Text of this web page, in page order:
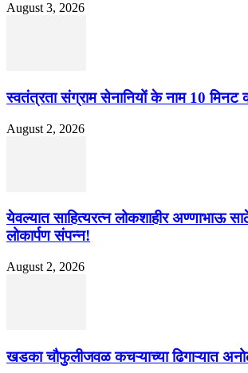
August 3, 2026
स्वतंत्रता संग्राम सेनानियों के नाम 10 मिनट
August 2, 2026
येवल्यात साहित्यरत्न लोकशाहीर अण्णाभाऊ
लोकार्पण संपन्न!
August 2, 2026
खडका चौफुलीजवळ कचऱ्याच्या ढिगाऱ्यात